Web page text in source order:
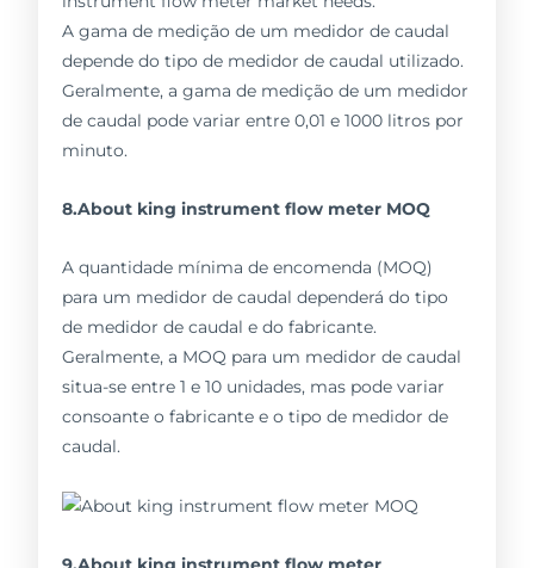
A gama de medição de um medidor de caudal
depende do tipo de medidor de caudal utilizado.
Geralmente, a gama de medição de um medidor
de caudal pode variar entre 0,01 e 1000 litros por
minuto.
8.About king instrument flow meter MOQ
A quantidade mínima de encomenda (MOQ)
para um medidor de caudal dependerá do tipo
de medidor de caudal e do fabricante.
Geralmente, a MOQ para um medidor de caudal
situa-se entre 1 e 10 unidades, mas pode variar
consoante o fabricante e o tipo de medidor de
caudal.